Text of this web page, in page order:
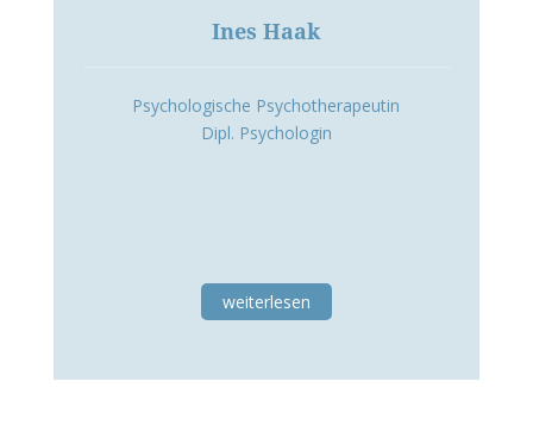
Ines Haak
Psychologische Psychotherapeutin
Dipl. Psychologin
weiterlesen